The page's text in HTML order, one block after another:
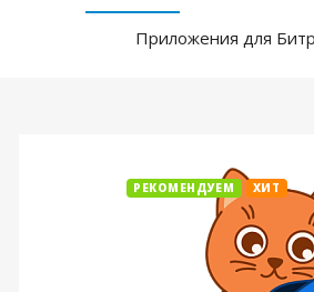
Приложения для
РЕКОМЕНДУЕМ ХИТ